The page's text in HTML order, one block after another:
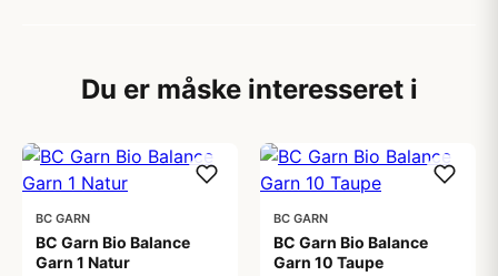
Du er måske interesseret i
BC GARN
BC Garn Bio Balance
Garn 1 Natur
BC GARN
BC Garn Bio Balance
Garn 10 Taupe